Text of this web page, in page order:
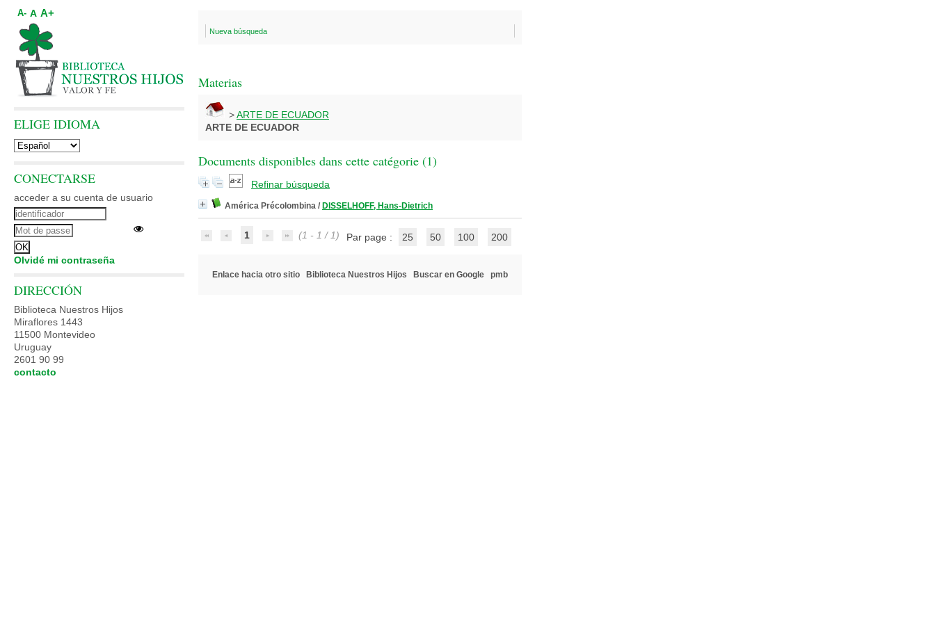
Nueva búsqueda
Materias
>ARTE DE ECUADOR
ARTE DE ECUADOR
Documents disponibles dans cette catégorie (1)
Refinar búsqueda
América Précolombina / DISSELHOFF, Hans-Dietrich
1 (1 - 1 / 1) Par page : 25 50 100 200
Enlace hacia otro sitio Biblioteca Nuestros Hijos Buscar en Google pmb
A- A A+
ELIGE IDIOMA
CONECTARSE
acceder a su cuenta de usuario
Olvidé mi contraseña
DIRECCIÓN
Biblioteca Nuestros Hijos
Miraflores 1443
11500 Montevideo
Uruguay
2601 90 99
contacto